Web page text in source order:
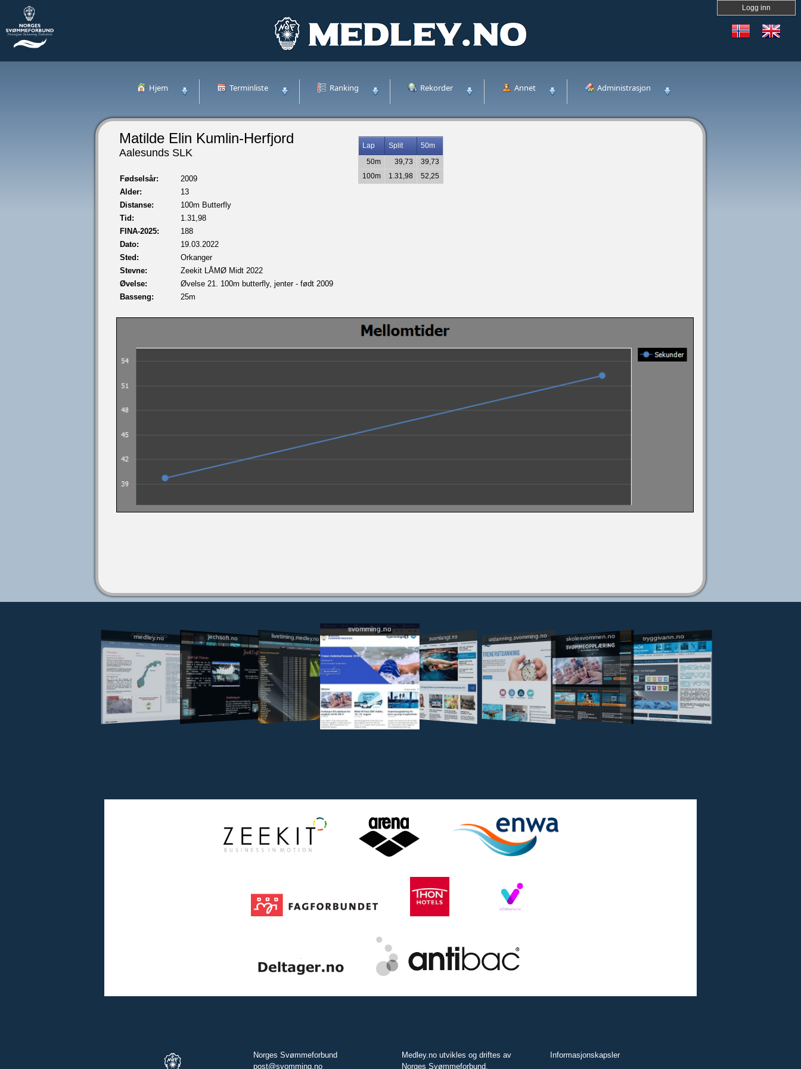
Logg inn
Hjem Terminliste Ranking Rekorder Annet Administrasjon
Matilde Elin Kumlin-Herfjord
Aalesunds SLK
Fødselsår:
2009
Alder:
13
Distanse:
100m Butterfly
Tid:
1.31,98
FINA-2025:
188
Dato:
19.03.2022
Sted:
Orkanger
Stevne:
Zeekit LÅMØ Midt 2022
Øvelse:
Øvelse 21. 100m butterfly, jenter - født 2009
Basseng:
25m
Lap Split
50m
50m
39,73
39,73
100m
1.31,98 52,25
medley.no jechsoft.no livetiming.medley.no
svomming.no
svomlangt.no utdanning.svomming.no skolesvommen.no tryggivann.no
Norges Svømmeforbund
post@svomming.no
Medley.no utvikles og driftes av
Norges Svømmeforbund.
Informasjonskapsler